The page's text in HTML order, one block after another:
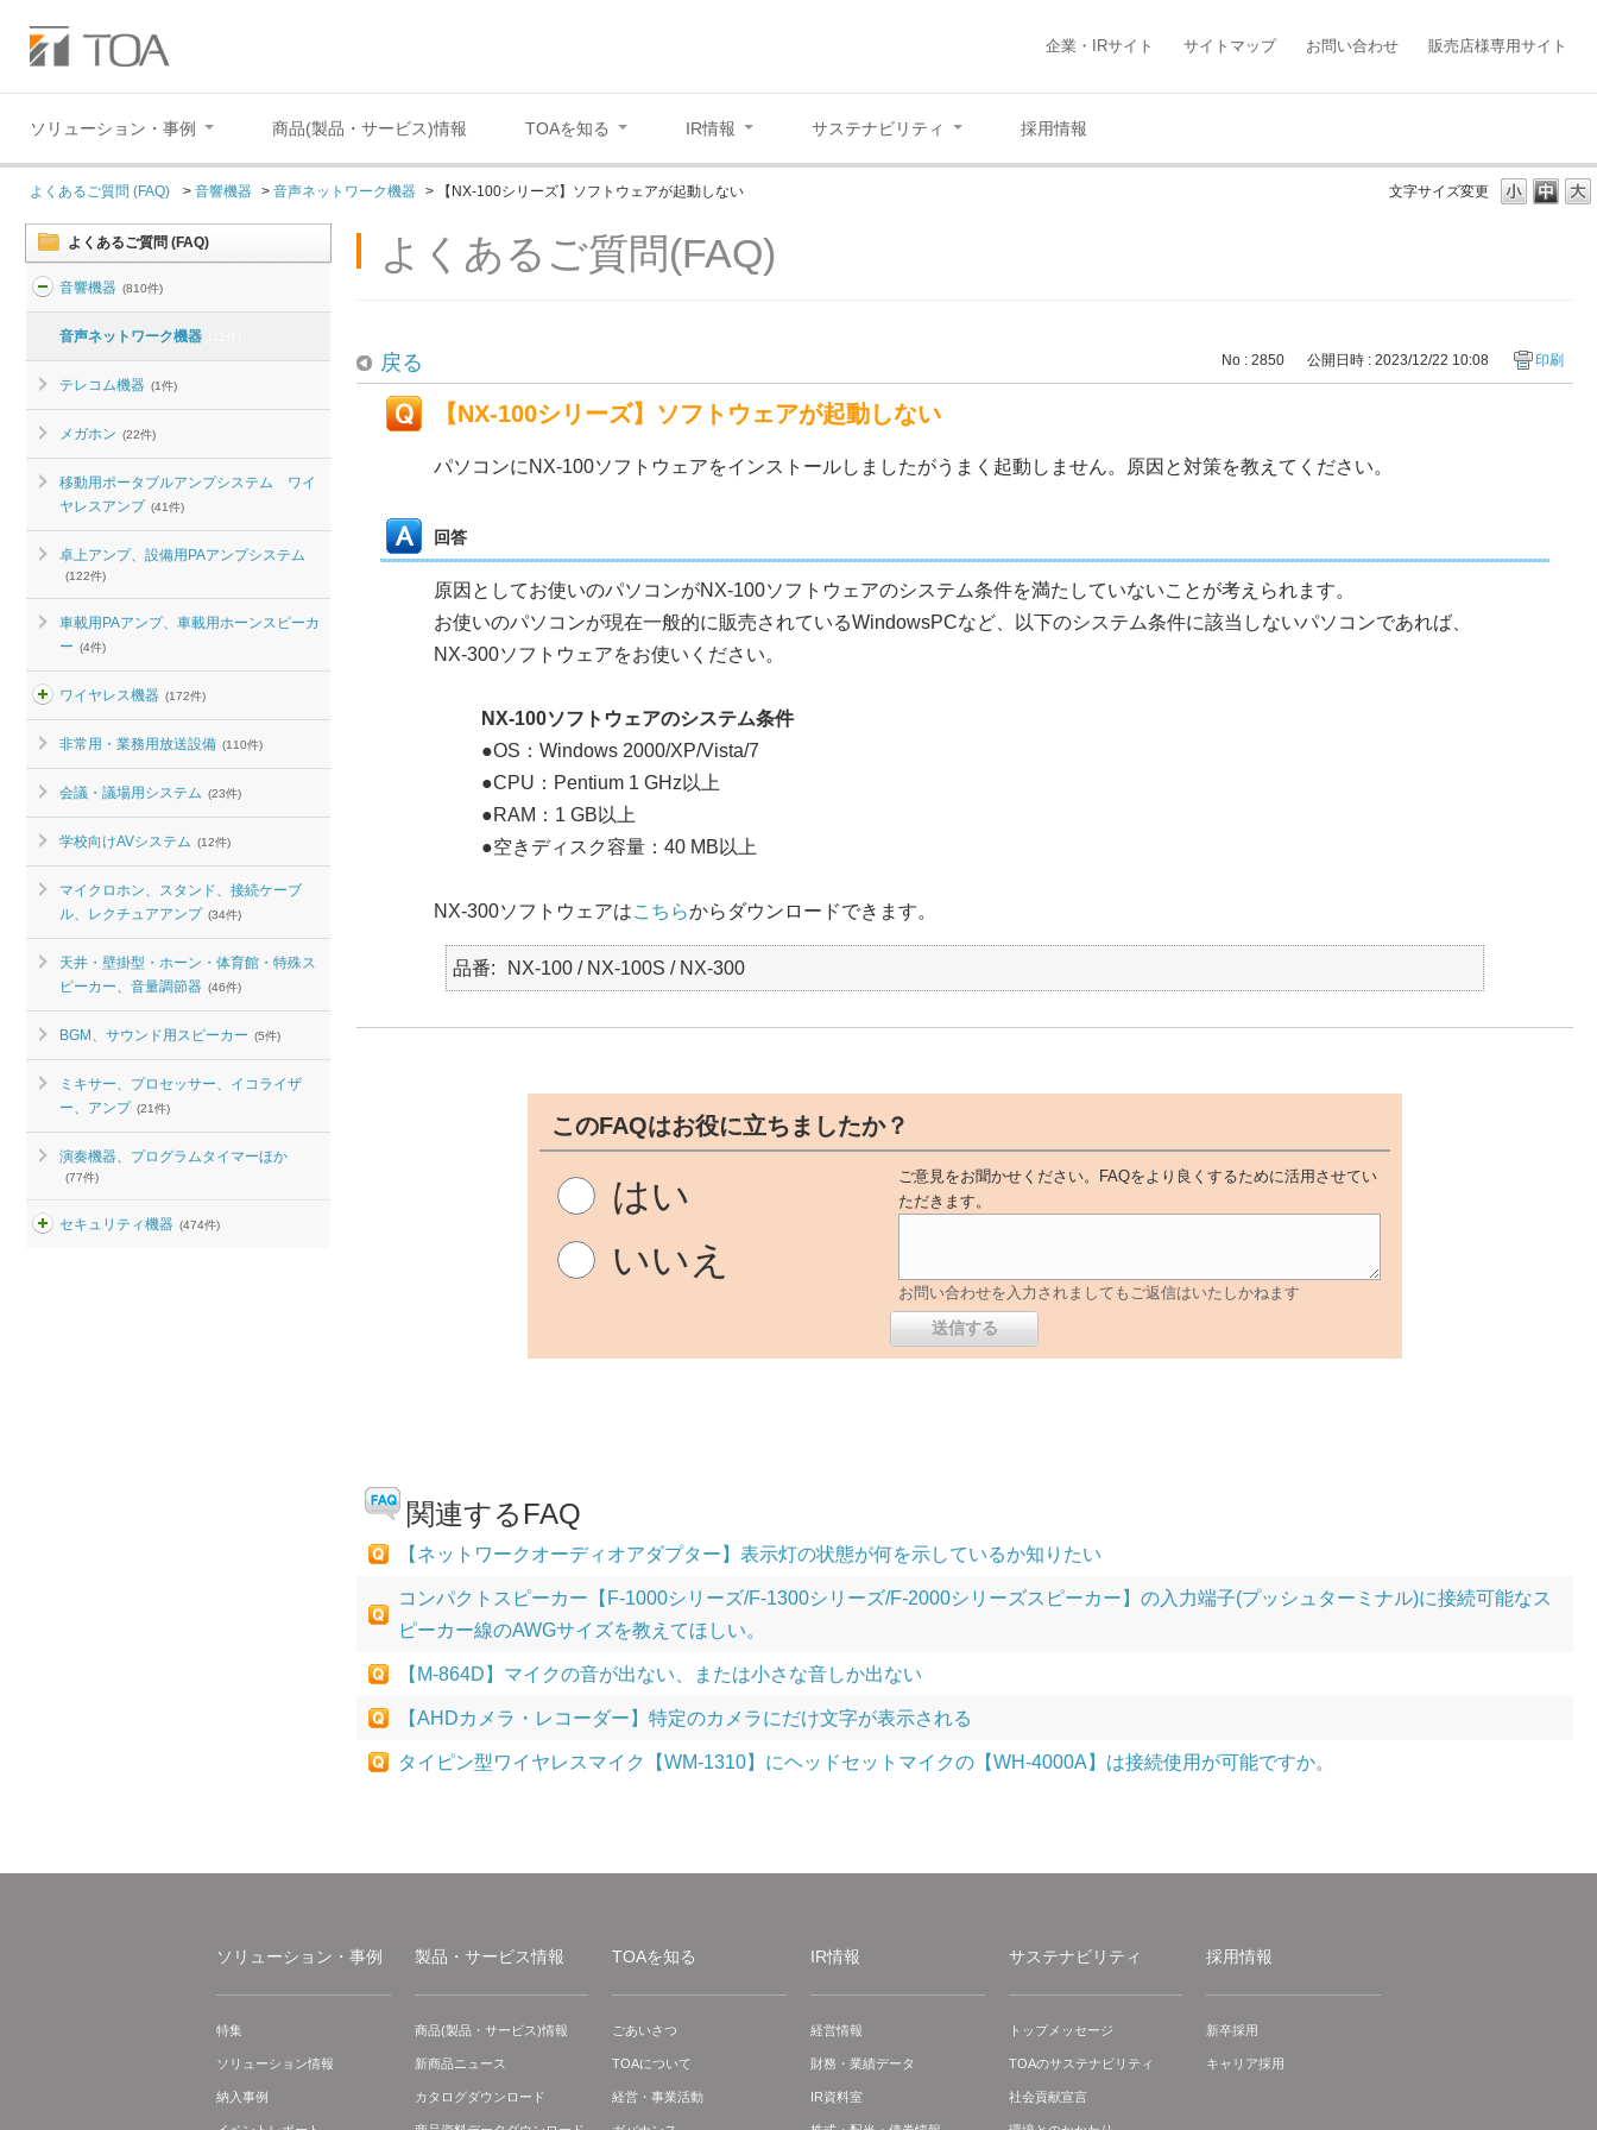
企業・IRサイト サイトマップ お問い合わせ 販売店様専用サイト
ソリューション・事例 商品(製品・サービス)情報 TOAを知る IR情報 サステナビリティ 採用情報
文字サイズ変更
よくあるご質問 (FAQ) > 音響機器 > 音声ネットワーク機器 > 【NX-100シリーズ】ソフトウェアが起動しない
よくあるご質問 (FAQ)
音響機器 (810件)
音声ネットワーク機器
テレコム機器 (1件)
メガホン (22件)
移動用ポータブルアンプシステム ワイ
ヤレスアンプ (41件)
卓上アンプ、設備用PAアンプシステム
(122件)
車載用PAアンプ、車載用ホーンスピーカ
ー (4件)
ワイヤレス機器 (172件)
非常用・業務用放送設備 (110件)
会議・議場用システム (23件)
学校向けAVシステム (12件)
マイクロホン、スタンド、接続ケーブ
ル、レクチュアアンプ (34件)
天井・壁掛型・ホーン・体育館・特殊ス
ピーカー、音量調節器 (46件)
BGM、サウンド用スピーカー (5件)
ミキサー、プロセッサー、イコライザ
ー、アンプ (21件)
演奏機器、プログラムタイマーほか
(77件)
セキュリティ機器 (474件)
よくあるご質問(FAQ)
戻る No : 2850 公開日時 : 2023/12/22 10:08 印刷
【NX-100シリーズ】ソフトウェアが起動しない
パソコンにNX-100ソフトウェアをインストールしましたがうまく起動しません。原因と対策を教えてください。
回答
原因としてお使いのパソコンがNX-100ソフトウェアのシステム条件を満たしていないことが考えられます。
お使いのパソコンが現在一般的に販売されているWindowsPCなど、以下のシステム条件に該当しないパソコンであれば、
NX-300ソフトウェアをお使いください。
NX-100ソフトウェアのシステム条件
●OS：Windows 2000/XP/Vista/7
●CPU：Pentium 1 GHz以上
●RAM：1 GB以上
●空きディスク容量：40 MB以上
NX-300ソフトウェアはこちらからダウンロードできます。
品番 NX-100 / NX-100S / NX-300
このFAQはお役に立ちましたか？
はい
いいえ
ご意見をお聞かせください。FAQをより良くするために活用させてい
ただきます。
お問い合わせを入力されましてもご返信はいたしかねます
関連するFAQ
【ネットワークオーディオアダプター】表示灯の状態が何を示しているか知りたい
コンパクトスピーカー【F-1000シリーズ/F-1300シリーズ/F-2000シリーズスピーカー】の入力端子(プッシュターミナル)に接続可能なス
ピーカー線のAWGサイズを教えてほしい。
【M-864D】マイクの音が出ない、または小さな音しか出ない
【AHDカメラ・レコーダー】特定のカメラにだけ文字が表示される
タイピン型ワイヤレスマイク【WM-1310】にヘッドセットマイクの【WH-4000A】は接続使用が可能ですか。
ソリューション・事例
特集
ソリューション情報
納入事例
製品・サービス情報
商品(製品・サービス)情報
新商品ニュース
カタログダウンロード
TOAを知る
ごあいさつ
TOAについて
経営・事業活動
IR情報
経営情報
財務・業績データ
IR資料室
サステナビリティ
トップメッセージ
TOAのサステナビリティ
社会貢献宣言
採用情報
新卒採用
キャリア採用